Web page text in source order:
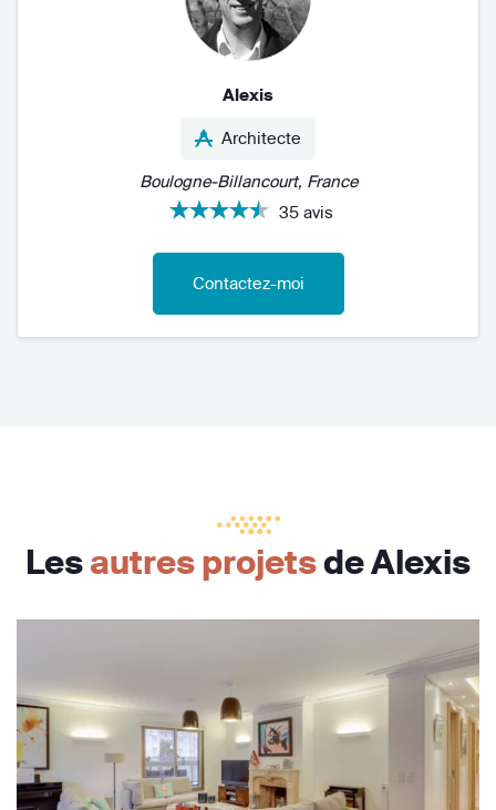
Alexis
Architecte
Boulogne-Billancourt, France
35 avis
Contactez-moi
Lesautres projetsde Alexis